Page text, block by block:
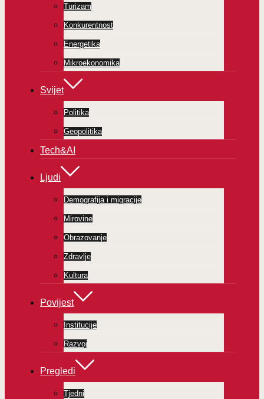
Turizam
Konkurentnost
Energetika
Mikroekonomika
Svijet
Politika
Geopolitika
Tech&AI
Ljudi
Demografija i migracije
Mirovine
Obrazovanje
Zdravlje
Kultura
Povijest
Institucije
Razvoj
Pregledi
Tjedni